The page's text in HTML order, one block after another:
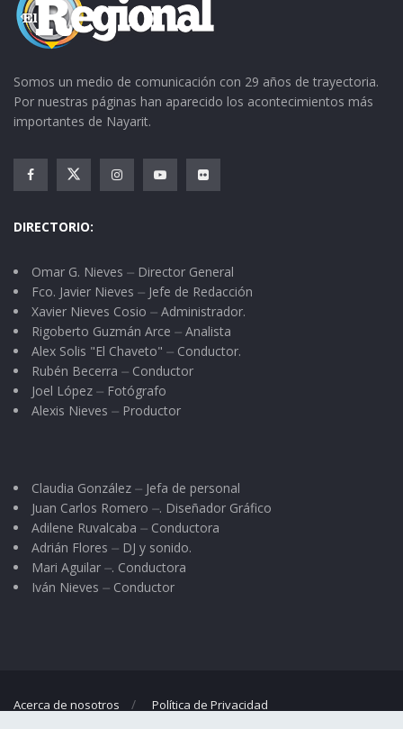
Somos un medio de comunicación con 29 años de trayectoria.
Por nuestras páginas han aparecido los acontecimientos más
importantes de Nayarit.
DIRECTORIO:
Omar G. Nieves ⏤ Director General
Fco. Javier Nieves ⏤ Jefe de Redacción
Xavier Nieves Cosio ⏤ Administrador.
Rigoberto Guzmán Arce ⏤ Analista
Alex Solis "El Chaveto" ⏤ Conductor.
Rubén Becerra ⏤ Conductor
Joel López ⏤ Fotógrafo
Alexis Nieves ⏤ Productor
Claudia González ⏤ Jefa de personal
Juan Carlos Romero ⏤. Diseñador Gráfico
Adilene Ruvalcaba ⏤ Conductora
Adrián Flores ⏤ DJ y sonido.
Mari Aguilar ⏤. Conductora
Iván Nieves ⏤ Conductor
Acerca de nosotros Política de Privacidad